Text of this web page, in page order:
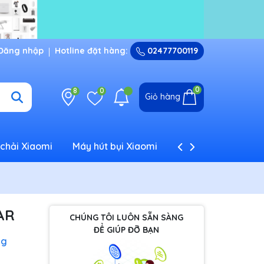
nhập Hotline đặt hàng: 02477700119
8 0
Giỏ hàng
0
Xiaomi Máy hút bụi Xiaomi Máy tạo ẩm Xiaomi
CHÚNG TÔI LUÔN SẴN SÀNG
ĐỂ GIÚP ĐỠ BẠN